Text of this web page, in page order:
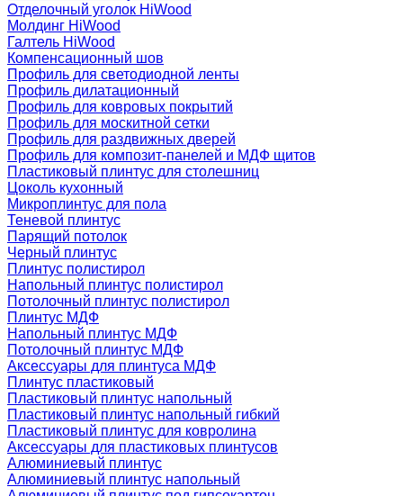
Отделочный уголок HiWood
Молдинг HiWood
Галтель HiWood
Компенсационный шов
Профиль для светодиодной ленты
Профиль дилатационный
Профиль для ковровых покрытий
Профиль для москитной сетки
Профиль для раздвижных дверей
Профиль для композит-панелей и МДФ щитов
Пластиковый плинтус для столешниц
Цоколь кухонный
Микроплинтус для пола
Теневой плинтус
Парящий потолок
Черный плинтус
Плинтус полистирол
Напольный плинтус полистирол
Потолочный плинтус полистирол
Плинтус МДФ
Напольный плинтус МДФ
Потолочный плинтус МДФ
Аксессуары для плинтуса МДФ
Плинтус пластиковый
Пластиковый плинтус напольный
Пластиковый плинтус напольный гибкий
Пластиковый плинтус для ковролина
Аксессуары для пластиковых плинтусов
Алюминиевый плинтус
Алюминиевый плинтус напольный